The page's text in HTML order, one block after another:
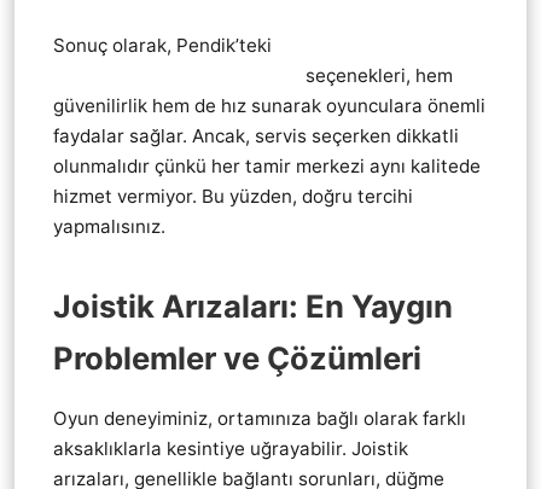
Sonuç olarak, Pendik’teki
seçenekleri, hem
güvenilirlik hem de hız sunarak oyunculara önemli
faydalar sağlar. Ancak, servis seçerken dikkatli
olunmalıdır çünkü her tamir merkezi aynı kalitede
hizmet vermiyor. Bu yüzden, doğru tercihi
yapmalısınız.
Joistik Arızaları: En Yaygın
Problemler ve Çözümleri
Oyun deneyiminiz, ortamınıza bağlı olarak farklı
aksaklıklarla kesintiye uğrayabilir. Joistik
arızaları, genellikle bağlantı sorunları, düğme